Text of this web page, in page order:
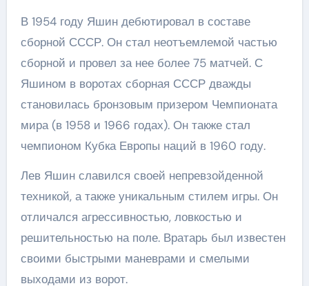
В 1954 году Яшин дебютировал в составе
сборной СССР. Он стал неотъемлемой частью
сборной и провел за нее более 75 матчей. С
Яшином в воротах сборная СССР дважды
становилась бронзовым призером Чемпионата
мира (в 1958 и 1966 годах). Он также стал
чемпионом Кубка Европы наций в 1960 году.
Лев Яшин славился своей непревзойденной
техникой, а также уникальным стилем игры. Он
отличался агрессивностью, ловкостью и
решительностью на поле. Вратарь был известен
своими быстрыми маневрами и смелыми
выходами из ворот.